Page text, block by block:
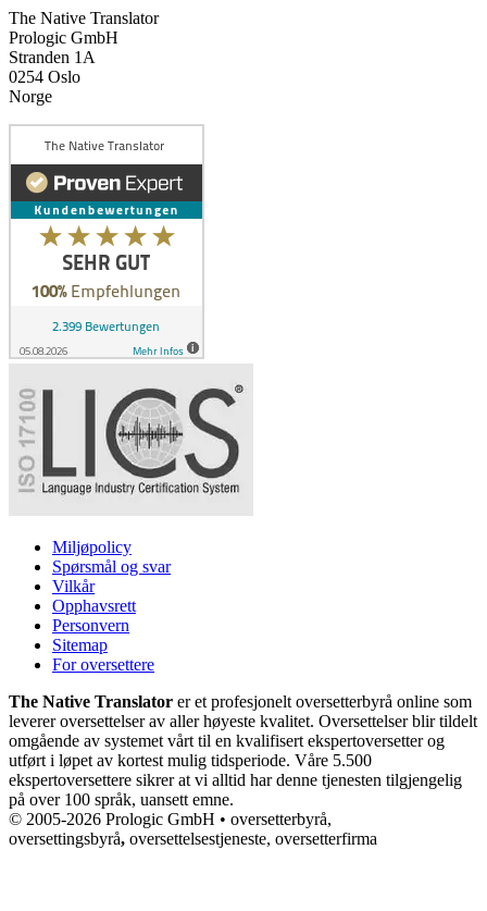
The Native Translator
Prologic GmbH
Stranden 1A
0254 Oslo
Norge
Miljøpolicy
Spørsmål og svar
Vilkår
Opphavsrett
Personvern
Sitemap
For oversettere
The Native Translator er et profesjonelt oversetterbyrå online som
leverer oversettelser av aller høyeste kvalitet. Oversettelser blir tildelt
omgående av systemet vårt til en kvalifisert ekspertoversetter og
utført i løpet av kortest mulig tidsperiode. Våre 5.500
ekspertoversettere sikrer at vi alltid har denne tjenesten tilgjengelig
på over 100 språk, uansett emne.
© 2005-2026 Prologic GmbH • oversetterbyrå,
oversettingsbyrå, oversettelsestjeneste, oversetterfirma